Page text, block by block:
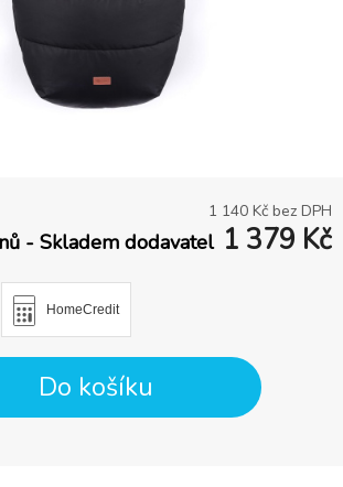
1 140 Kč bez DPH
- Skladem dodavatel 1 379 Kč
HomeCredit
Do košíku